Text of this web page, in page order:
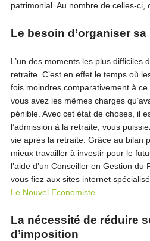
patrimonial. Au nombre de celles-ci,
Le besoin d’organiser sa
L’un des moments les plus difficiles
retraite. C’est en effet le temps où
fois moindres comparativement à ce
vous avez les mêmes charges
pénible. Avec cet état de choses, il
l’admission à la retraite, vous
vie après la retraite. Grâce au bilan
mieux travailler à investir pour le
l’aide d’un Conseiller en Gestion
vous fiez aux sites internet
Le Nouvel Economiste.
La nécessité de réduire
d’imposition